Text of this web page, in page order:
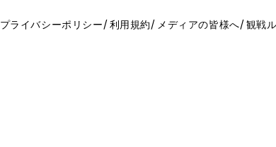
プライバシーポリシー 利用規約 メディアの皆様へ 観戦